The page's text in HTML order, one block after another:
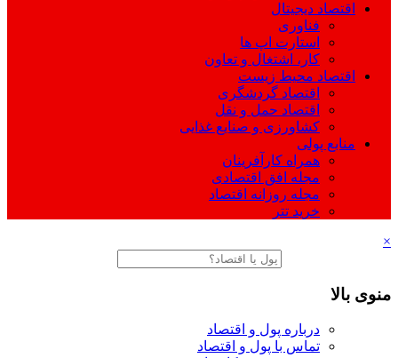
اقتصاد دیجیتال
فناوری
استارت اپ ها
کار، اشتغال و تعاون
اقتصاد محیط زیست
اقتصاد گردشگری
اقتصاد حمل و نقل
کشاورزی و صنایع غذایی
منابع پولی
همراه کارآفرینان
مجله افق اقتصادی
مجله روزانه اقتصاد
خرید تتر
×
منوی بالا
درباره پول و اقتصاد
تماس با پول و اقتصاد